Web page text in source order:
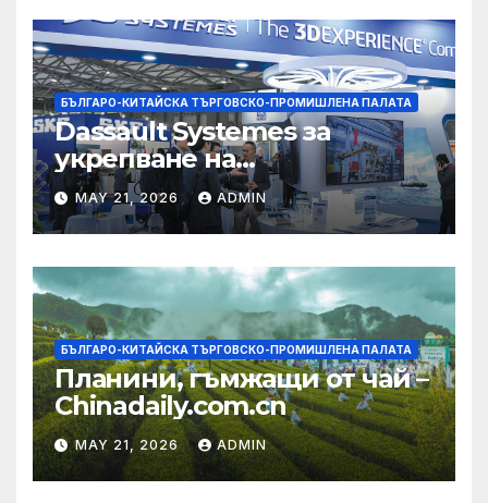
БЪЛГАРО-КИТАЙСКА ТЪРГОВСКО-ПРОМИШЛЕНА ПАЛАТА
Dassault Systemes за
укрепване на
изграждането на AI
екосистема в Китай
MAY 21, 2026 ADMIN
БЪЛГАРО-КИТАЙСКА ТЪРГОВСКО-ПРОМИШЛЕНА ПАЛАТА
Планини, гъмжащи от чай –
Chinadaily.com.cn
MAY 21, 2026 ADMIN